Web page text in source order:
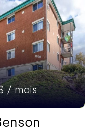
/ mois